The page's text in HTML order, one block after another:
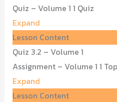
Quiz – Volume 1 1 Quiz
Expand
Lesson Content
Quiz 3.2 – Volume 1
Assignment – Volume 1 1
Expand
Lesson Content